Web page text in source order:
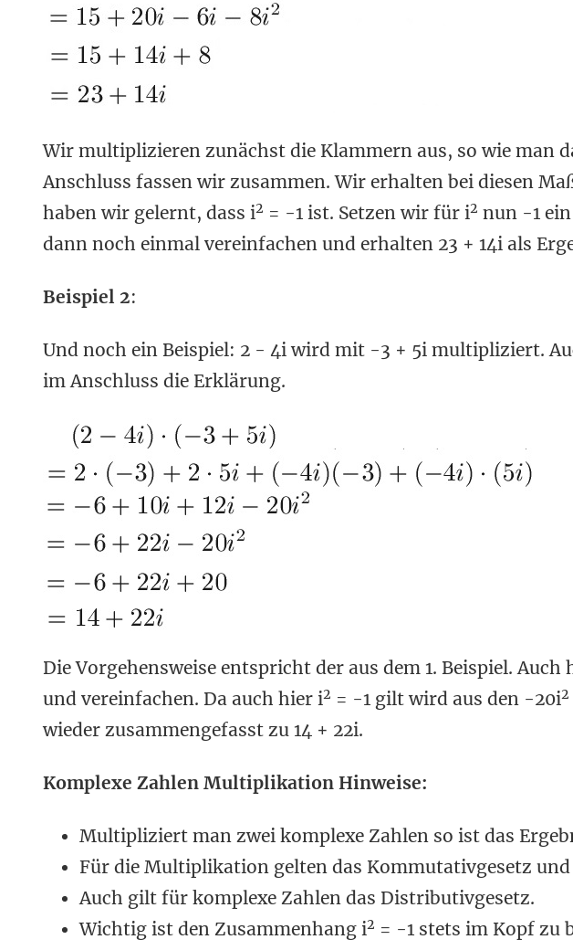
Wir multiplizieren zunächst die Klammern aus, so wie man
Anschluss fassen wir zusammen. Wir erhalten bei diesen
haben wir gelernt, dass i2 = -1 ist. Setzen wir für i2 nun -1
dann noch einmal vereinfachen und erhalten 23 + 14i als
Beispiel 2:
Und noch ein Beispiel: 2 - 4i wird mit -3 + 5i multipliziert.
im Anschluss die Erklärung.
Die Vorgehensweise entspricht der aus dem 1. Beispiel.
und vereinfachen. Da auch hier i2 = -1 gilt wird aus den -20i2
wieder zusammengefasst zu 14 + 22i.
Komplexe Zahlen Multiplikation Hinweise:
Multipliziert man zwei komplexe Zahlen so ist das
Für die Multiplikation gelten das Kommutativgesetz und
Auch gilt für komplexe Zahlen das Distributivgesetz.
Wichtig ist den Zusammenhang i2 = -1 stets im Kopf zu